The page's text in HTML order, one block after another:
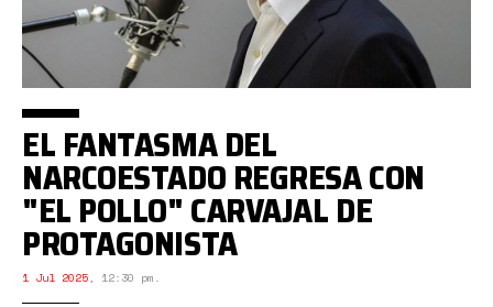
EL FANTASMA DEL
NARCOESTADO REGRESA CON
"EL POLLO" CARVAJAL DE
PROTAGONISTA
1 Jul 2025, 12:30 pm.